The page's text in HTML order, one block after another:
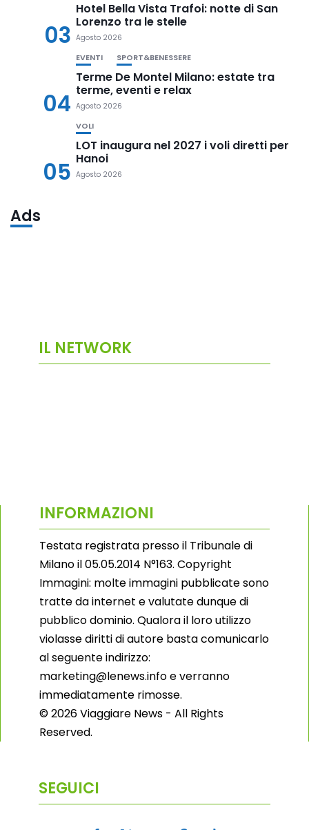
03
Hotel Bella Vista Trafoi: notte di San
Lorenzo tra le stelle
Agosto 2026
04
EVENTI SPORT&BENESSERE
Terme De Montel Milano: estate tra
terme, eventi e relax
Agosto 2026
05
VOLI
LOT inaugura nel 2027 i voli diretti per
Hanoi
Agosto 2026
Ads
IL NETWORK
INFORMAZIONI
Testata registrata presso il Tribunale di
Milano il 05.05.2014 N°163. Copyright
Immagini: molte immagini pubblicate sono
tratte da internet e valutate dunque di
pubblico dominio. Qualora il loro utilizzo
violasse diritti di autore basta comunicarlo
al seguente indirizzo:
marketing@lenews.info e verranno
immediatamente rimosse.
© 2026 Viaggiare News - All Rights
Reserved.
SEGUICI